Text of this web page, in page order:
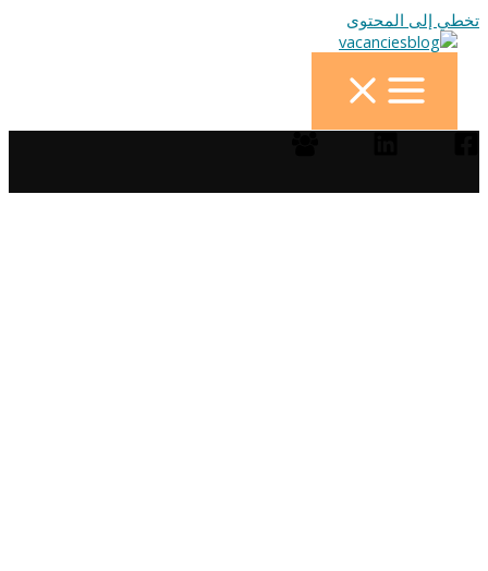
تخطي إلى المحتوى